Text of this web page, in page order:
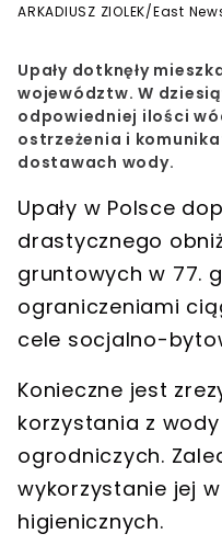
ARKADIUSZ ZIOLEK/East
Upały dotknęły
województw. W
odpowiedniej ilości
ostrzeżenia i
dostawach wody.
Upały w Polsce
drastycznego
gruntowych w 77.
ograniczeniami
cele socjalno-
Konieczne jest
korzystania z
ogrodniczych.
wykorzystanie jej
higienicznych.